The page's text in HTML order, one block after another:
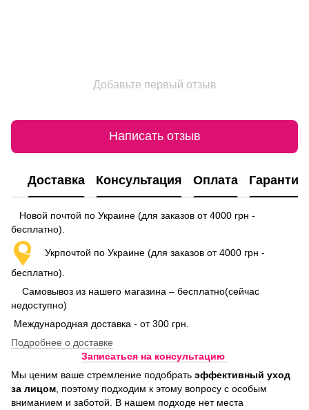
Добавьте первый отзыв
Написать отзыв
Доставка Консультация Оплата Гарантия
Новой почтой по Украине (для заказов от 4000 грн -
бесплатно).
Укрпочтой по Украине (для заказов от 4000 грн -
бесплатно).
Самовывоз из нашего магазина – бесплатно(сейчас
недоступно)
Международная доставка - от 300 грн.
Подробнее о доставке
Записаться на консультацию
Мы ценим ваше стремление подобрать эффективный уход
за лицом , поэтому подходим к этому вопросу с особым
вниманием и заботой. В нашем подходе нет места